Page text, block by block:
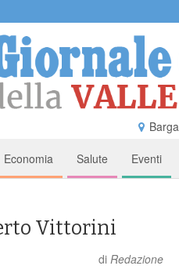
Barga
Economia Salute Eventi
Vittorini
di Redazione